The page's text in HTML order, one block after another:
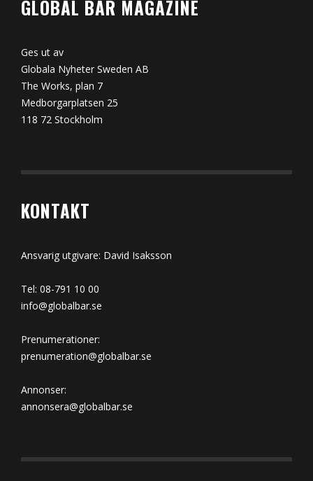
GLOBAL BAR MAGAZINE
Ges ut av
Globala Nyheter Sweden AB
The Works, plan 7
Medborgarplatsen 25
118 72 Stockholm
KONTAKT
Ansvarig utgivare: David Isaksson
Tel: 08-791 10 00
info@globalbar.se
Prenumerationer:
prenumeration@globalbar.se
Annonser:
annonsera@globalbar.se